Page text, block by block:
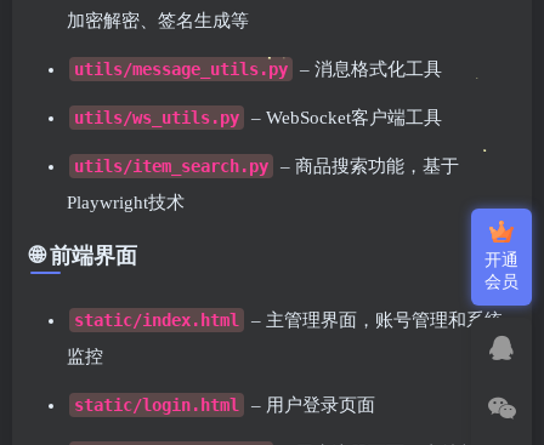
加密解密、签名生成等
utils/message_utils.py – 消息格式化工具
utils/ws_utils.py – WebSocket客户端工具
utils/item_search.py
– 商品搜索功能，基于
Playwright技术
🌐 前端界面
static/index.html
– 主管理界面，账号管理和系统
监控
static/login.html – 用户登录页面
开通
会员